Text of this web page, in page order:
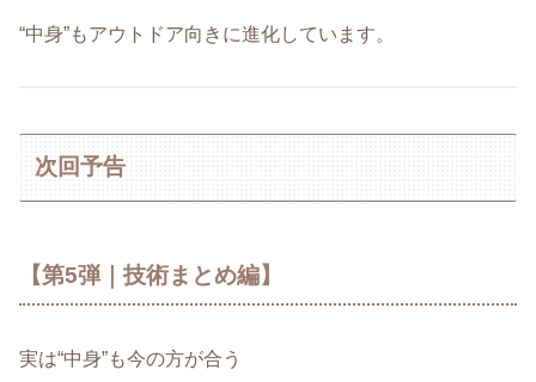
“中身”もアウトドア向きに進化しています。
次回予告
【第5弾｜技術まとめ編】
実は“中身”も今の方が合う